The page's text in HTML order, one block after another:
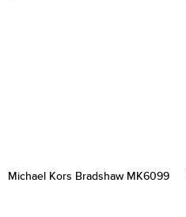
Michael Kors Bradshaw MK6099